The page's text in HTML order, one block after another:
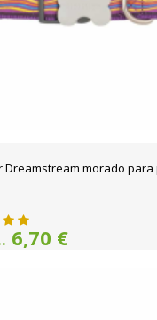
Dreamstream morado para
6,70 €